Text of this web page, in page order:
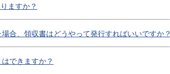
ますか？
合、領収書はどうやって発行すればいいですか？
できますか？